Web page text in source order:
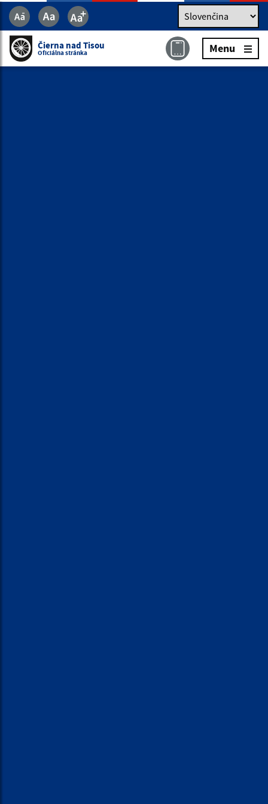
Slovenčina
Čierna nad Tisou
Oficiálna stránka Menu
Čierna nad Tisou
Oficiálna stránka Menu